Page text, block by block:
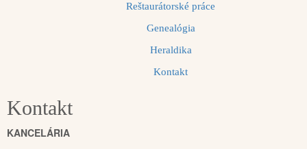
Reštaurátorské práce
Genealógia
Heraldika
Kontakt
Kontakt
KANCELÁRIA